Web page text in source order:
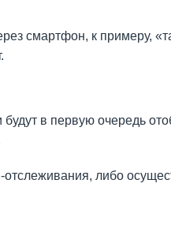
смартфон, к примеру,
в первую очередь
либо